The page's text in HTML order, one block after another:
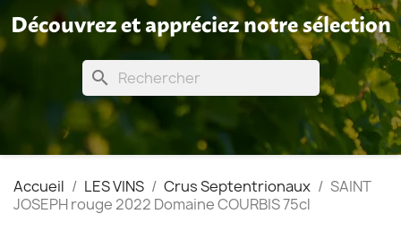
Découvrez et appréciez notre sélection
search
Accueil LES VINS Crus Septentrionaux
SAINT
JOSEPH rouge 2022 Domaine COURBIS 75cl